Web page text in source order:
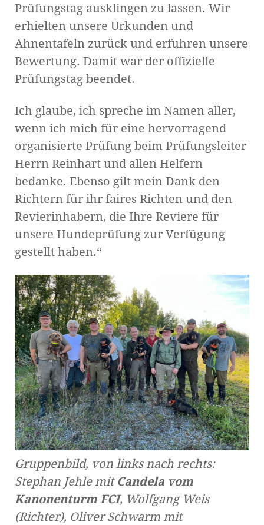
Prüfungstag ausklingen zu lassen. Wir
erhielten unsere Urkunden und
Ahnentafeln zurück und erfuhren unsere
Bewertung. Damit war der offizielle
Prüfungstag beendet.
Ich glaube, ich spreche im Namen aller,
wenn ich mich für eine hervorragend
organisierte Prüfung beim Prüfungsleiter
Herrn Reinhart und allen Helfern
bedanke. Ebenso gilt mein Dank den
Richtern für ihr faires Richten und den
Revierinhabern, die Ihre Reviere für
unsere Hundeprüfung zur Verfügung
gestellt haben.“
Gruppenbild, von links nach rechts:
Stephan Jehle mit Candela vom
Kanonenturm FCI, Wolfgang Weis
(Richter), Oliver Schwarm mit